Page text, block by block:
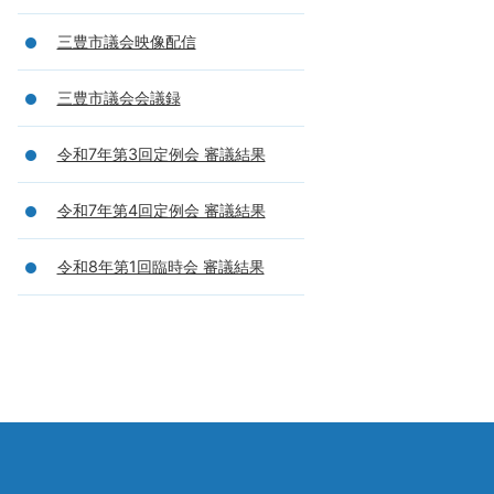
三豊市議会映像配信
三豊市議会会議録
令和7年第3回定例会 審議結果
令和7年第4回定例会 審議結果
令和8年第1回臨時会 審議結果